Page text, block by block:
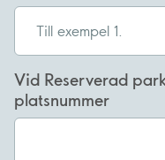
Vid Reserverad
platsnummer